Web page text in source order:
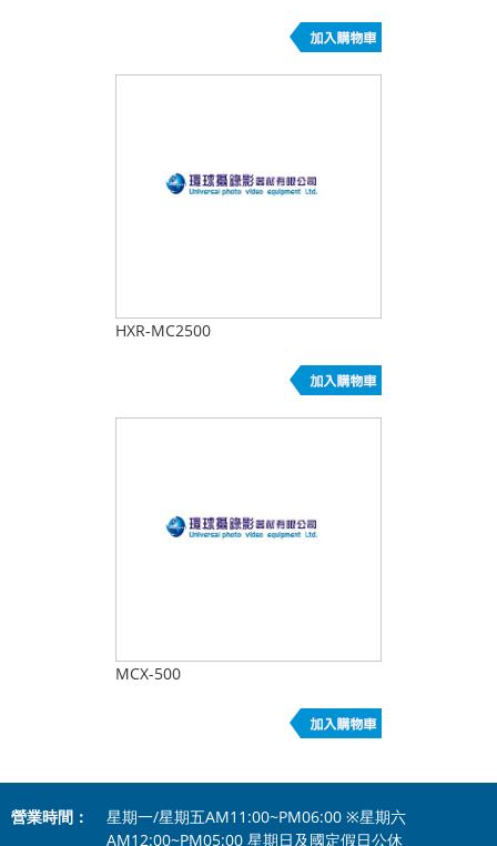
HXR-MC2500
MCX-500
營業時間：
星期一/星期五AM11:00~PM06:00 ※星期六
AM12:00~PM05:00 星期日及國定假日公休